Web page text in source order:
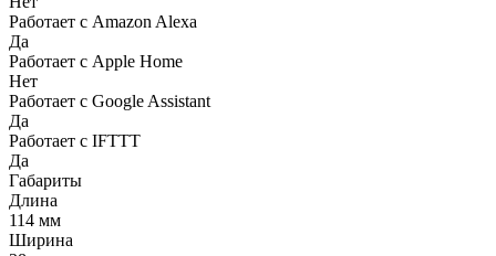
Работает с Amazon Alexa
Да
Работает с Apple Home
Нет
Работает с Google Assistant
Да
Работает с IFTTT
Да
Габариты
Длина
114 мм
Ширина